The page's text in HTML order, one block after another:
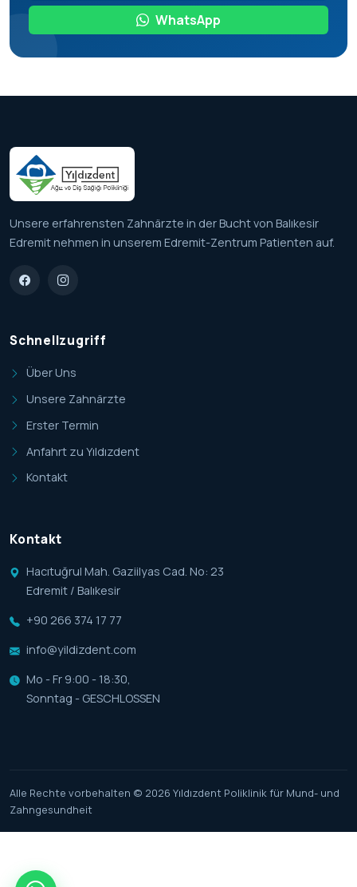
WhatsApp
Unsere erfahrensten Zahnärzte in der Bucht von Balıkesir
Edremit nehmen in unserem Edremit-Zentrum Patienten auf.
Schnellzugriff
Über Uns
Unsere Zahnärzte
Erster Termin
Anfahrt zu Yıldızdent
Kontakt
Kontakt
Hacıtuğrul Mah. Gaziilyas Cad. No: 23
Edremit / Balıkesir
+90 266 374 17 77
info@yildizdent.com
Mo - Fr 9:00 - 18:30,
Sonntag - GESCHLOSSEN
Alle Rechte vorbehalten © 2026 Yıldızdent Poliklinik für Mund- und
Zahngesundheit